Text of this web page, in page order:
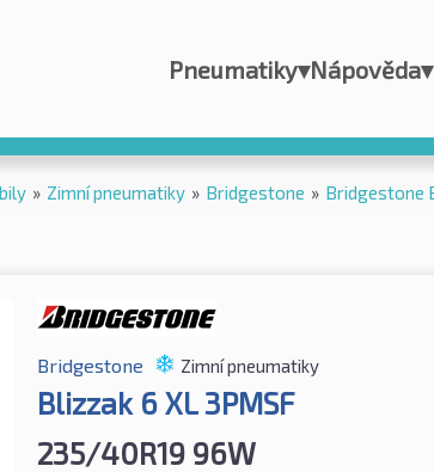
Pneumatiky▾Nápověda▾
» Zimní pneumatiky » Bridgestone » Bridgestone
Bridgestone Zimní pneumatiky
Blizzak 6 XL 3PMSF
235/40R19 96W